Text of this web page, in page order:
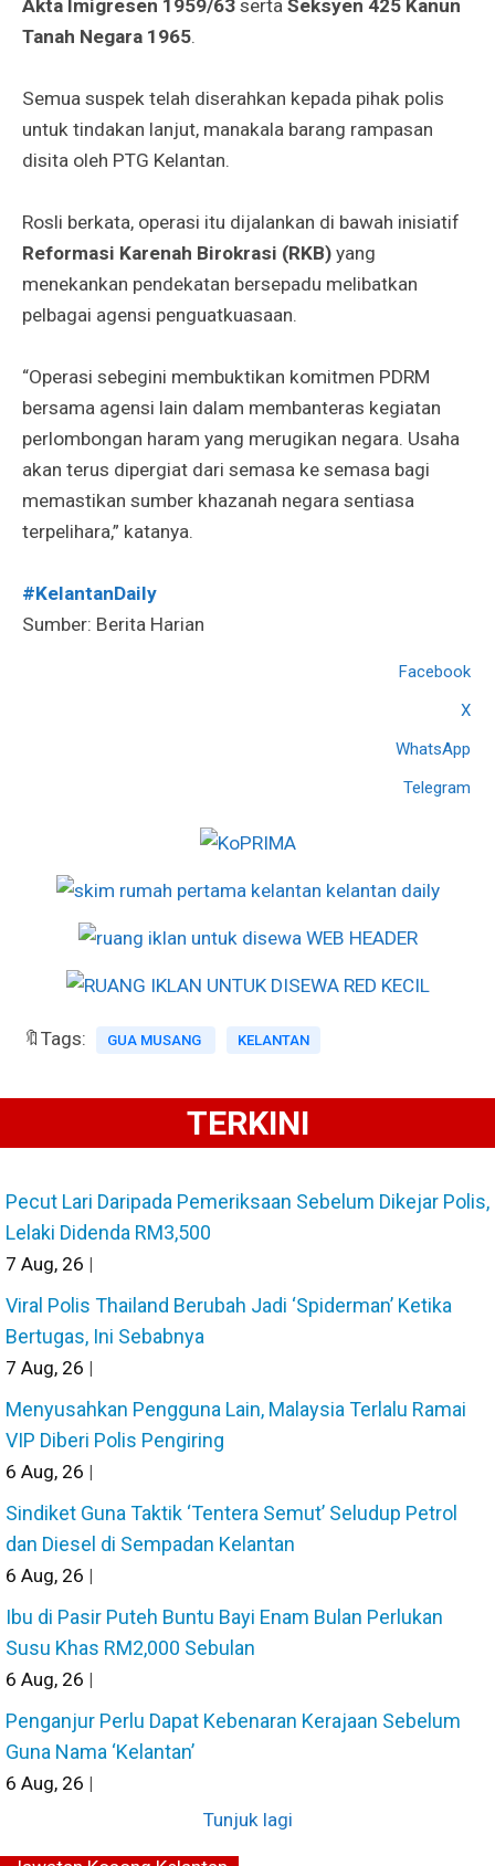
Akta Imigresen 1959/63 serta Seksyen 425 Kanun
Tanah Negara 1965.
Semua suspek telah diserahkan kepada pihak polis
untuk tindakan lanjut, manakala barang rampasan
disita oleh PTG Kelantan.
Rosli berkata, operasi itu dijalankan di bawah inisiatif
Reformasi Karenah Birokrasi (RKB) yang
menekankan pendekatan bersepadu melibatkan
pelbagai agensi penguatkuasaan.
“Operasi sebegini membuktikan komitmen PDRM
bersama agensi lain dalam membanteras kegiatan
perlombongan haram yang merugikan negara. Usaha
akan terus dipergiat dari semasa ke semasa bagi
memastikan sumber khazanah negara sentiasa
terpelihara,” katanya.
#KelantanDaily
Sumber: Berita Harian
Facebook
X
WhatsApp
Telegram
🔖Tags: GUA MUSANG KELANTAN
TERKINI
Pecut Lari Daripada Pemeriksaan Sebelum Dikejar Polis,
Lelaki Didenda RM3,500
7 Aug, 26 |
Viral Polis Thailand Berubah Jadi ‘Spiderman’ Ketika
Bertugas, Ini Sebabnya
7 Aug, 26 |
Menyusahkan Pengguna Lain, Malaysia Terlalu Ramai
VIP Diberi Polis Pengiring
6 Aug, 26 |
Sindiket Guna Taktik ‘Tentera Semut’ Seludup Petrol
dan Diesel di Sempadan Kelantan
6 Aug, 26 |
Ibu di Pasir Puteh Buntu Bayi Enam Bulan Perlukan
Susu Khas RM2,000 Sebulan
6 Aug, 26 |
Penganjur Perlu Dapat Kebenaran Kerajaan Sebelum
Guna Nama ‘Kelantan’
6 Aug, 26 |
Tunjuk lagi